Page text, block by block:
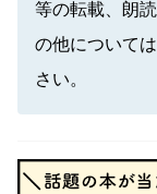
等の転載、朗
の他については
さい。